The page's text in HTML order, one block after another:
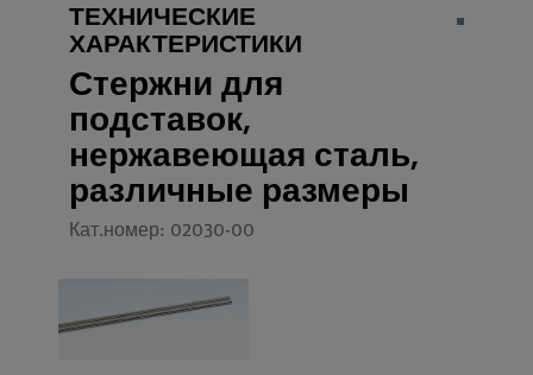
ТЕХНИЧЕСКИЕ
ХАРАКТЕРИСТИКИ
Стержни для
подставок,
нержавеющая сталь,
различные размеры
Кат.номер: 02030-00